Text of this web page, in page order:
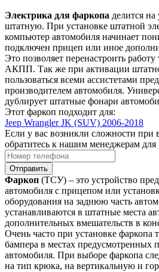
Электрика для фаркопа делится
штатную. При установке штатной
компьютер автомобиля начинает
подключен прицеп или иное
Это позволяет перенастроить
АКПП. Так же при активации
пользоваться всеми ассистетами
производителем автомобиля.
дублирует штатные фонари
Этот фаркоп подходит для:
Jeep Wrangler JK (SUV) 2006-2018
Если у вас возникли сложности при
обратитесь к нашим менеджерам для
Отправить
Фаркоп (ТСУ) – это устройство
автомобиля с прицепом или
оборудования на заднюю часть
устанавливаются в штатные места
дополнительных вмешательств в
Очень часто при установке фаркопа
бампера в местах предусмотренных
автомобиля. При выборе фаркопа
на тип крюка, на вертикальную и